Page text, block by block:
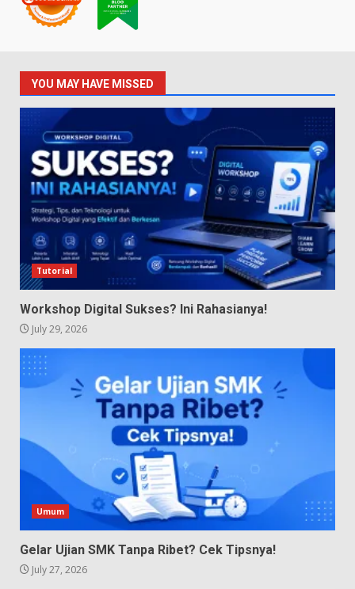
YOU MAY HAVE MISSED
Tutorial
Workshop Digital Sukses? Ini Rahasianya!
July 29, 2026
Umum
Gelar Ujian SMK Tanpa Ribet? Cek Tipsnya!
July 27, 2026